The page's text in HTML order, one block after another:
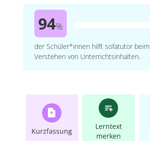
94%
der Schüler*innen hilft sofatutor beim
Verstehen von Unterrichtsinhalten.
Kurzfassung
Lerntext
merken